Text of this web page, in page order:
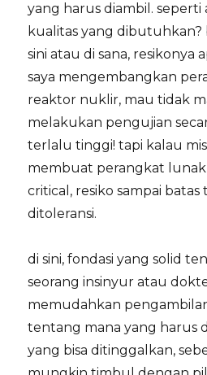
yang harus diambil. seperti
kualitas yang dibutuhkan?
sini atau di sana, resikonya
saya mengembangkan
reaktor nuklir, mau tidak
melakukan pengujian
terlalu tinggi! tapi kalau
membuat perangkat lunak
critical, resiko sampai
ditoleransi.
di sini, fondasi yang solid
seorang insinyur atau
memudahkan
tentang mana yang harus
yang bisa ditinggalkan,